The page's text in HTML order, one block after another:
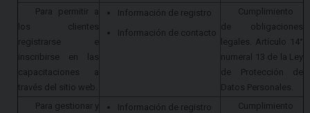
Para permitir a
los clientes
registrarse e
inscribirse en las
capacitaciones a
través del sitio web.
Información de registro
Información de contacto
Cumplimiento
de obligaciones
legales. Artículo 14°
numeral 13 de la Ley
de Protección de
Datos Personales.
Para gestionar y
Información de registro
Cumplimiento